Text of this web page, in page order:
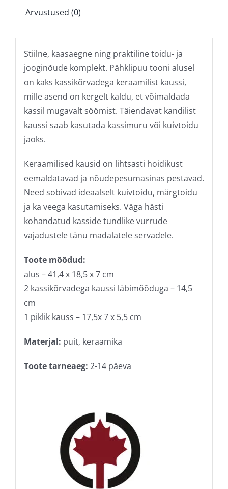
Arvustused (0)
Stiilne, kaasaegne ning praktiline toidu- ja
jooginõude komplekt. Pähklipuu tooni alusel
on kaks kassikõrvadega keraamilist kaussi,
mille asend on kergelt kaldu, et võimaldada
kassil mugavalt söömist. Täiendavat kandilist
kaussi saab kasutada kassimuru või kuivtoidu
jaoks.
Keraamilised kausid on lihtsasti hoidikust
eemaldatavad ja nõudepesumasinas pestavad.
Need sobivad ideaalselt kuivtoidu, märgtoidu
ja ka veega kasutamiseks. Väga hästi
kohandatud kasside tundlike vurrude
vajadustele tänu madalatele servadele.
Toote mõõdud:
alus – 41,4 x 18,5 x 7 cm
2 kassikõrvadega kaussi läbimõõduga – 14,5
cm
1 piklik kauss – 17,5x 7 x 5,5 cm
Materjal: puit, keraamika
Toote tarneaeg: 2-14 päeva